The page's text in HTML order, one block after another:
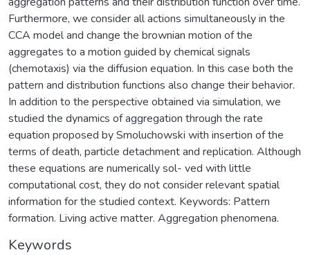
Furthermore, we consider all actions simultaneously in the
CCA model and change the brownian motion of the
aggregates to a motion guided by chemical signals
(chemotaxis) via the diffusion equation. In this case both the
pattern and distribution functions also change their behavior.
In addition to the perspective obtained via simulation, we
studied the dynamics of aggregation through the rate
equation proposed by Smoluchowski with insertion of the
terms of death, particle detachment and replication. Although
these equations are numerically sol- ved with little
computational cost, they do not consider relevant spatial
information for the studied context. Keywords: Pattern
formation. Living active matter. Aggregation phenomena.
Keywords